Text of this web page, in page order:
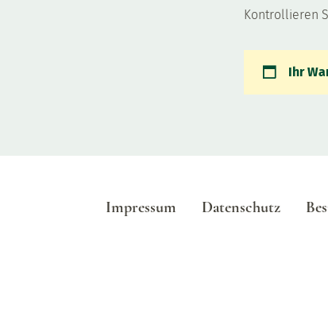
Kontrollieren
Ihr
Impressum Datenschutz